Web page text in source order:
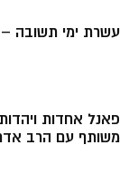
עשרת ימי תשובה –
פאנל אחדות
משותף עם הרב אדם